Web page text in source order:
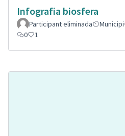
Infografia biosfera
Participant eliminada
Municipi
0
1